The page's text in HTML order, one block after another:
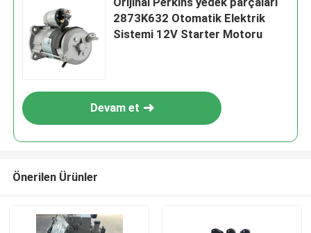
2873K632 Otomatik Elektrik
Sistemi 12V Starter Motoru
Devam et
Önerilen Ürünler